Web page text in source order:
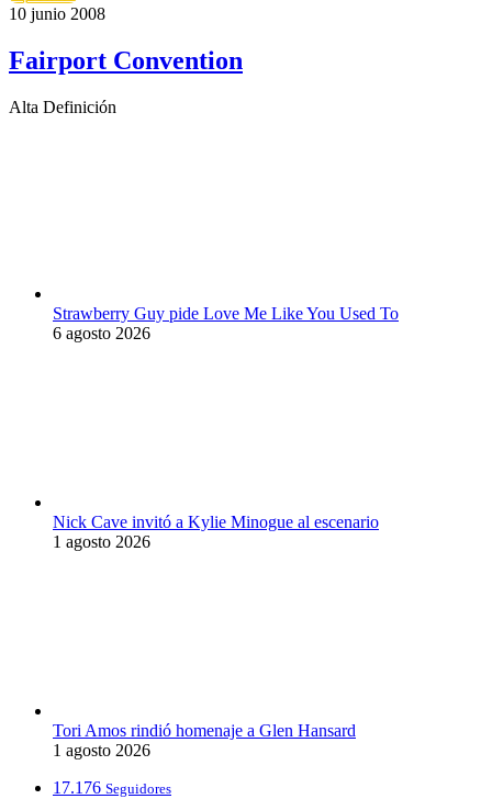
10 junio 2008
Fairport Convention
Alta Definición
Strawberry Guy pide Love Me Like You Used To
6 agosto 2026
Nick Cave invitó a Kylie Minogue al escenario
1 agosto 2026
Tori Amos rindió homenaje a Glen Hansard
1 agosto 2026
17.176 Seguidores